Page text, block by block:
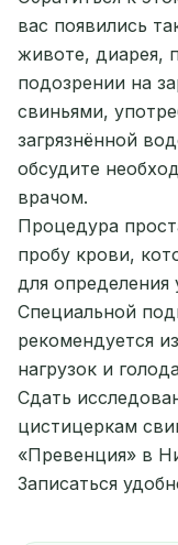
вас появились
животе, диарея,
подозрении на
свиньями,
загрязнённой
обсудите
врачом.
Процедура
пробу крови,
для определения
Специальной
рекомендуется
нагрузок и
Сдать
цистицеркам
«Превенция» в
Записаться